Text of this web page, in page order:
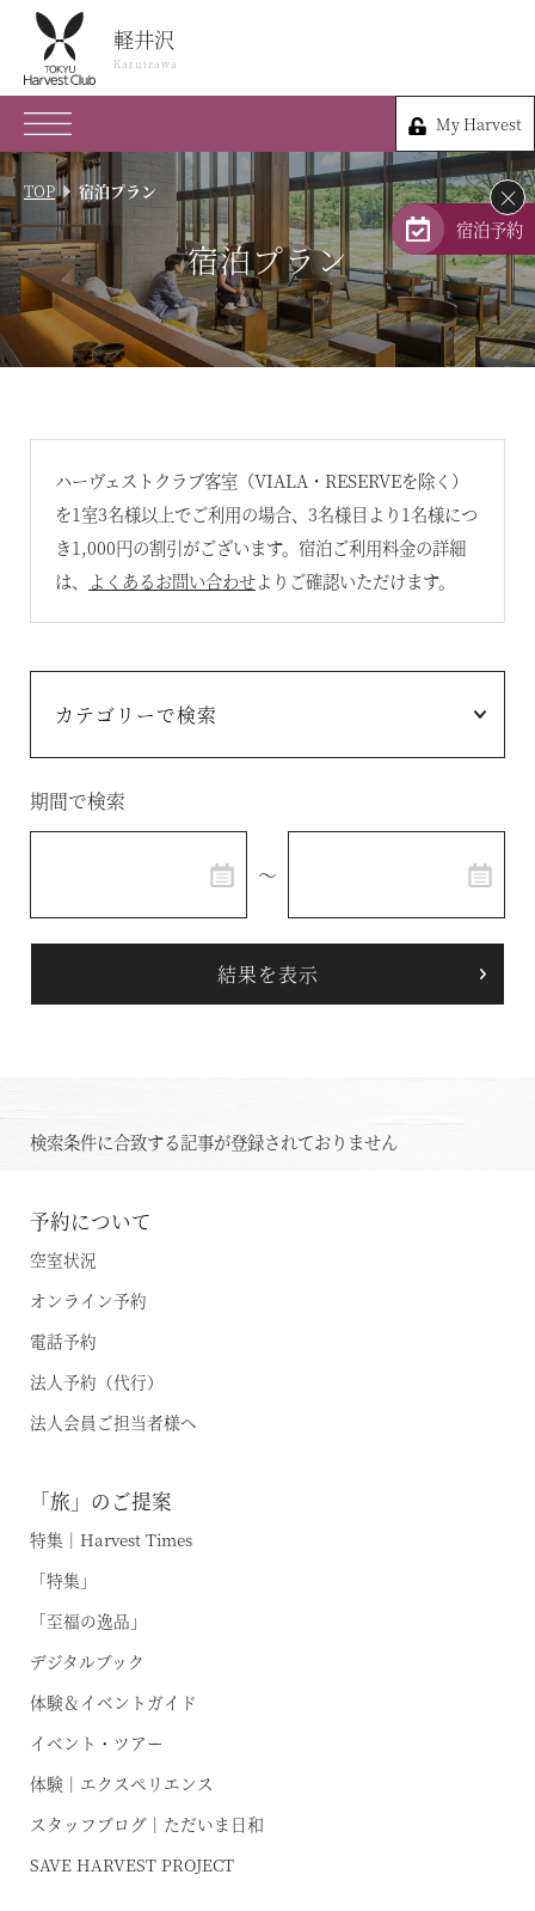
軽井沢
Karuizawa
My Harvest
軽井沢
Karuizawa
0267-45-0109
長野県北佐久郡軽井沢町長倉291-1
会員権のご案内
My Harvest
TOP
宿泊プラン
客室 / 料金
温泉
アクセス
ただいま日和
総合サイトに戻る 施設一覧
宿泊プラン
TOP 宿泊プラン
ハーヴェストクラブ客室（VIALA・RESERVEを除く）
を1室3名様以上でご利用の場合、3名様目より1名様につ
き1,000円の割引がございます。宿泊ご利用料金の詳細
は、
よくあるお問い合わせよりご確認いただけます。
期間で検索
～
検索条件に合致する記事が登録されておりません
×
宿泊予約
予約について
空室状況
オンライン予約
電話予約
法人予約（代行）
法人会員ご担当者様へ
「旅」のご提案
特集｜Harvest Times
「特集」
「至福の逸品」
デジタルブック
体験＆イベントガイド
イベント・ツアー
体験｜エクスペリエンス
スタッフブログ｜ただいま日和
SAVE HARVEST PROJECT